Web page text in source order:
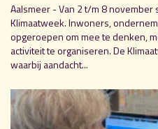
Aalsmeer - Van 2 t/m 8 november
Klimaatweek. Inwoners,
opgeroepen om mee te denken,
activiteit te organiseren. De
waarbij aandacht...